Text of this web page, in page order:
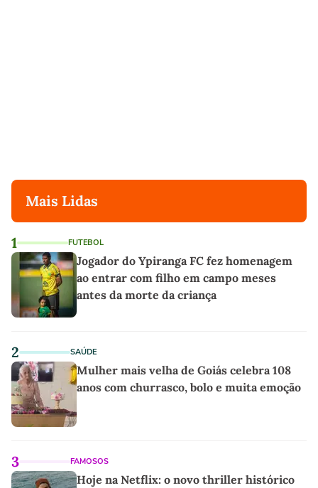
Mais Lidas
1 FUTEBOL
Jogador do Ypiranga FC fez homenagem
ao entrar com filho em campo meses
antes da morte da criança
2 SAÚDE
Mulher mais velha de Goiás celebra 108
anos com churrasco, bolo e muita emoção
3 FAMOSOS
Hoje na Netflix: o novo thriller histórico